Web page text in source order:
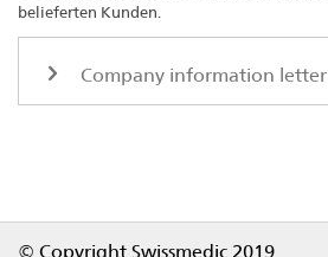
belieferten Kunden.
Company information letter
© Copyright Swissmedic 2019